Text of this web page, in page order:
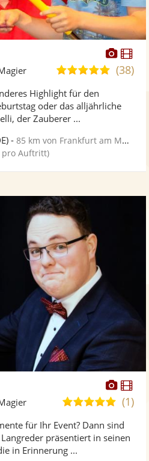
5,0
5
(38)
Highlight für den
oder das alljährliche
der Zauberer ...
-85 km von Frankfurt am Main
pro Auftritt)
Fotos
5,0
5
(1)
für Ihr Event? Dann sind
präsentiert in seinen
in Erinnerung ...